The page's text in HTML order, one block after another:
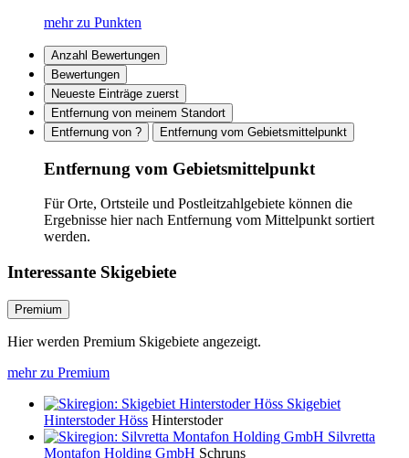
mehr zu Punkten
Anzahl Bewertungen
Bewertungen
Neueste Einträge zuerst
Entfernung von meinem Standort
Entfernung von ?
Entfernung vom Gebietsmittelpunkt
Entfernung vom Gebietsmittelpunkt
Für Orte, Ortsteile und Postleitzahlgebiete können die
Ergebnisse hier nach Entfernung vom Mittelpunkt sortiert
werden.
Interessante Skigebiete
Premium
Hier werden Premium Skigebiete angezeigt.
mehr zu Premium
Skigebiet
Hinterstoder Höss Hinterstoder
Silvretta
Montafon Holding GmbH Schruns